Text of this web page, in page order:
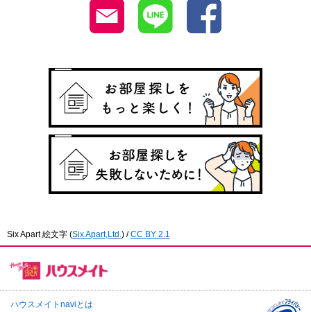
Six Apart 絵文字 (Six Apart,Ltd. ) /CC BY 2.1
ハウスメイトnaviとは